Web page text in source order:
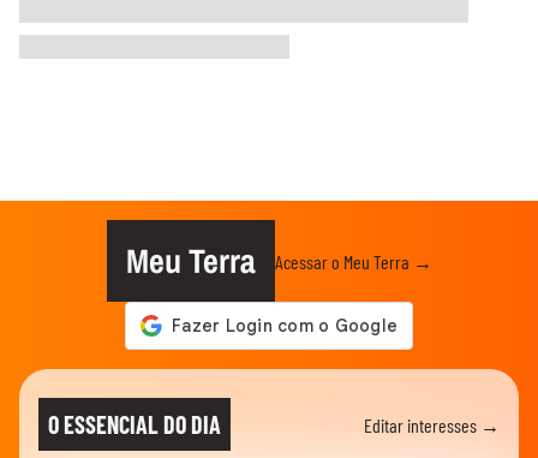
Meu Terra Acessar o Meu Terra →
O ESSENCIAL DO DIA Editar interesses →